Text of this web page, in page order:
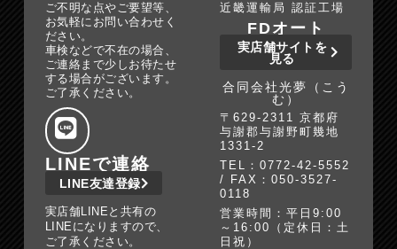
ご不明な点やご要望等、
お気軽にお問い合わせく
ださい。
車検などで不在の場合、
ご連絡まで少しお待たせ
する場合がございます。
ご了承ください。
LINEで連絡
LINE友達登録
実店舗LINEと共有の
LINEになりますので、
ご了承ください。
近畿運輸局 認証工場
FDオート
実店舗サイトを
見る
合同会社光夢（こう
む）
〒629-2311 京都府
与謝郡与謝野町幾地
1331-2
TEL：0772-42-5552
/ FAX：050-3527-
0118
営業時間：平日9:00
～16:00（定休日：土
日祝）